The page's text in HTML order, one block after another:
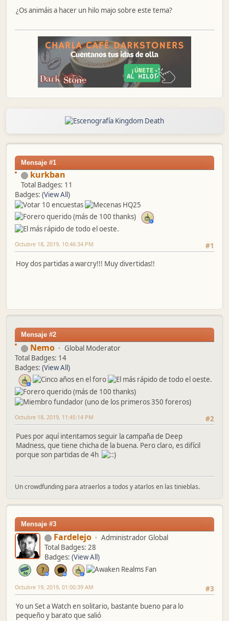
¿Os animáis a hacer un hilo majo sobre este tema?
Mensaje #1
kurkban
Total Badges: 11
Badges: (View All)
#1
Octubre 18, 2019, 10:46:34 PM
Hoy dos partidas a warcry!!! Muy divertidas!!
Mensaje #2
Nemo
Global Moderator
Total Badges: 14
Badges: (View All)
#2
Octubre 18, 2019, 11:45:14 PM
Pues por aquí intentamos seguir la campaña de Deep
Madness, que tiene chicha de la buena. Pero claro, es difícil
porque son partidas de 4h
Un crowdfunding para atraerlos a todos y atarlos en las tinieblas.
Mensaje #3
Fardelejo
Administrador Global
Total Badges: 28
Badges: (View All)
#3
Octubre 19, 2019, 01:00:39 AM
Yo un Set a Watch en solitario, bastante bueno para lo
pequeño y barato que salió